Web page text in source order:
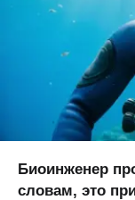
Биоинженер
словам, это